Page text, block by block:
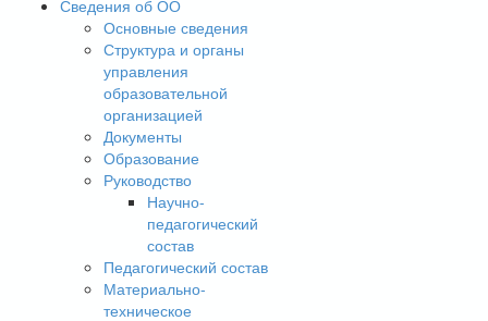
Сведения об ОО
Основные сведения
Структура и органы
управления
образовательной
организацией
Документы
Образование
Руководство
Научно-
педагогический
состав
Педагогический состав
Материально-
техническое